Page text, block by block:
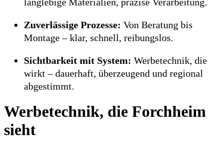
Zuverlässige Prozesse: Von Beratung bis
Montage – klar, schnell, reibungslos.
Sichtbarkeit mit System: Werbetechnik, die
wirkt – dauerhaft, überzeugend und regional
abgestimmt.
Werbetechnik, die Forchheim
sieht